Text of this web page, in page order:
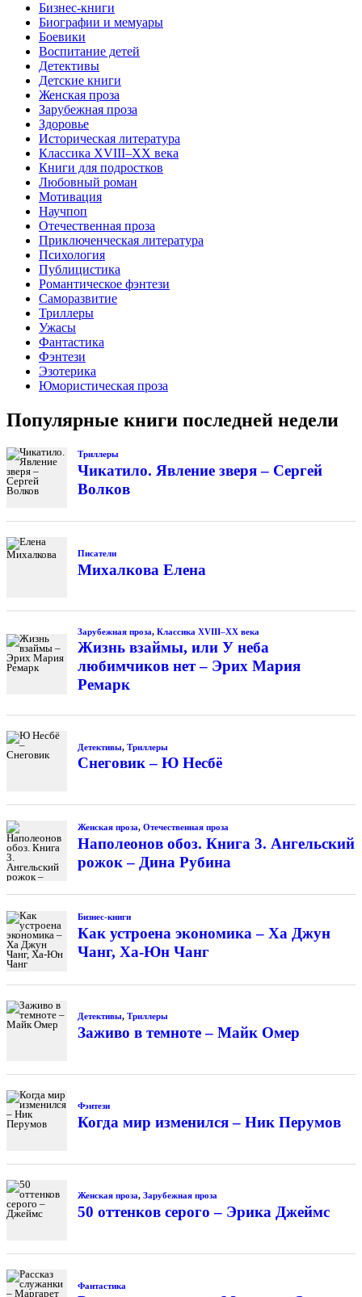
Бизнес-книги
Биографии и мемуары
Боевики
Воспитание детей
Детективы
Детские книги
Женская проза
Зарубежная проза
Здоровье
Историческая литература
Классика XVIII–XX века
Книги для подростков
Любовный роман
Мотивация
Научпоп
Отечественная проза
Приключенческая литература
Психология
Публицистика
Романтическое фэнтези
Саморазвитие
Триллеры
Ужасы
Фантастика
Фэнтези
Эзотерика
Юмористическая проза
Популярные книги последней недели
Триллеры
Чикатило. Явление зверя – Сергей
Волков
Писатели
Михалкова Елена
Зарубежная проза, Классика XVIII–XX века
Жизнь взаймы, или У неба
любимчиков нет – Эрих Мария
Ремарк
Детективы, Триллеры
Снеговик – Ю Несбё
Женская проза, Отечественная проза
Наполеонов обоз. Книга 3. Ангельский
рожок – Дина Рубина
Бизнес-книги
Как устроена экономика – Ха Джун
Чанг, Ха-Юн Чанг
Детективы, Триллеры
Заживо в темноте – Майк Омер
Фэнтези
Когда мир изменился – Ник Перумов
Женская проза, Зарубежная проза
50 оттенков серого – Эрика Джеймс
Фантастика